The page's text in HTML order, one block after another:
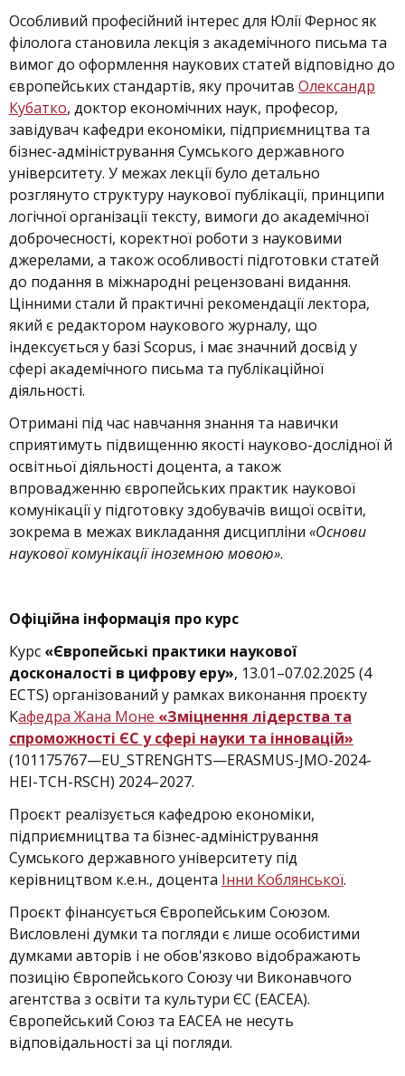
Особливий професійний інтерес для Юлії Фернос як
філолога становила лекція з академічного письма та
вимог до оформлення наукових статей відповідно до
європейських стандартів, яку прочитав Олександр
Кубатко, доктор економічних наук, професор,
завідувач кафедри економіки, підприємництва та
бізнес-адміністрування Сумського державного
університету. У межах лекції було детально
розглянуто структуру наукової публікації, принципи
логічної організації тексту, вимоги до академічної
доброчесності, коректної роботи з науковими
джерелами, а також особливості підготовки статей
до подання в міжнародні рецензовані видання.
Цінними стали й практичні рекомендації лектора,
який є редактором наукового журналу, що
індексується у базі Scopus, і має значний досвід у
сфері академічного письма та публікаційної
діяльності.
Отримані під час навчання знання та навички
сприятимуть підвищенню якості науково-дослідної й
освітньої діяльності доцента, а також
впровадженню європейських практик наукової
комунікації у підготовку здобувачів вищої освіти,
зокрема в межах викладання дисципліни «Основи
наукової комунікації іноземною мовою».
Офіційна інформація про курс
Курс «Європейські практики наукової
досконалості в цифрову еру», 13.01–07.02.2025 (4
ECTS) організований у рамках виконання проєкту
Кафедра Жана Моне «Зміцнення лідерства та
спроможності ЄС у сфері науки та інновацій»
(101175767—EU_STRENGHTS—ERASMUS-JMO-2024-
HEI-TCH-RSCH) 2024–2027.
Проєкт реалізується кафедрою економіки,
підприємництва та бізнес-адміністрування
Сумського державного університету під
керівництвом к.е.н., доцента Інни Коблянської.
Проєкт фінансується Європейським Союзом.
Висловлені думки та погляди є лише особистими
думками авторів і не обов'язково відображають
позицію Європейського Союзу чи Виконавчого
агентства з освіти та культури ЄС (EACEA).
Європейський Союз та EACEA не несуть
відповідальності за ці погляди.